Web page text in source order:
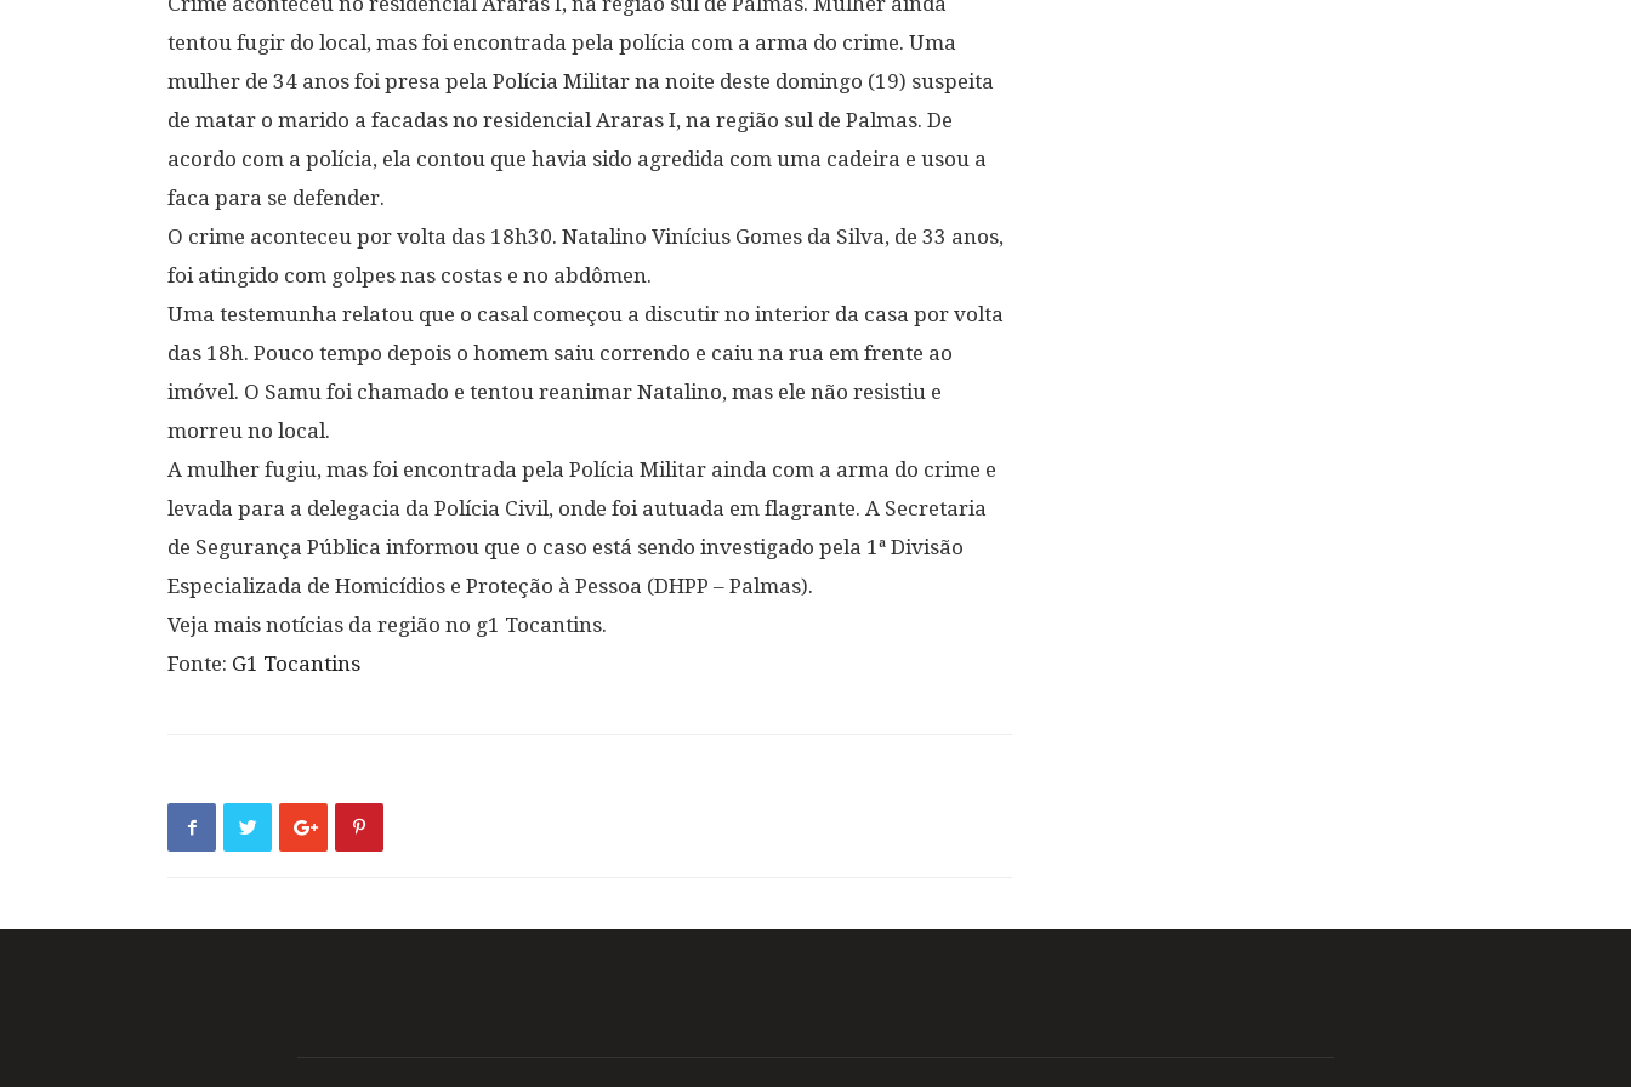
tentou fugir do local, mas foi encontrada pela polícia com a arma do crime. Uma
mulher de 34 anos foi presa pela Polícia Militar na noite deste domingo (19) suspeita
de matar o marido a facadas no residencial Araras I, na região sul de Palmas. De
acordo com a polícia, ela contou que havia sido agredida com uma cadeira e usou a
faca para se defender.
O crime aconteceu por volta das 18h30. Natalino Vinícius Gomes da Silva, de 33 anos,
foi atingido com golpes nas costas e no abdômen.
Uma testemunha relatou que o casal começou a discutir no interior da casa por volta
das 18h. Pouco tempo depois o homem saiu correndo e caiu na rua em frente ao
imóvel. O Samu foi chamado e tentou reanimar Natalino, mas ele não resistiu e
morreu no local.
A mulher fugiu, mas foi encontrada pela Polícia Militar ainda com a arma do crime e
levada para a delegacia da Polícia Civil, onde foi autuada em flagrante. A Secretaria
de Segurança Pública informou que o caso está sendo investigado pela 1ª Divisão
Especializada de Homicídios e Proteção à Pessoa (DHPP – Palmas).
Veja mais notícias da região no g1 Tocantins.
Fonte: G1 Tocantins